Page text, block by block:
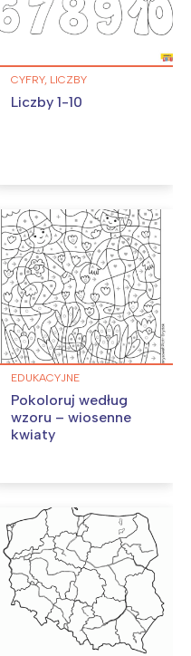
CYFRY, LICZBY
Liczby 1-10
EDUKACYJNE
Pokoloruj według
wzoru – wiosenne
kwiaty